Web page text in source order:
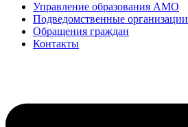
Управление образования АМО
Подведомственные организации
Обращения граждан
Контакты